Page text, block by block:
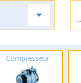
Compresseur